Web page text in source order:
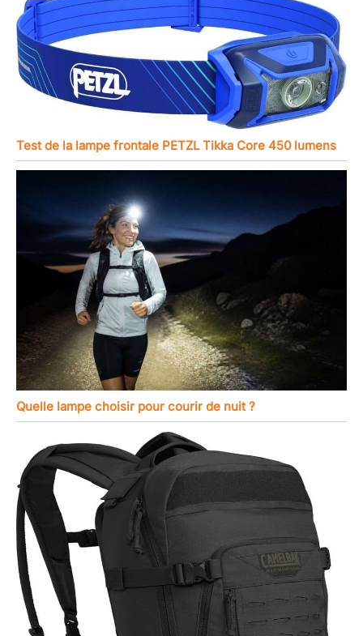
Test de la lampe frontale PETZL Tikka Core 450 lumens
Quelle lampe choisir pour courir de nuit ?